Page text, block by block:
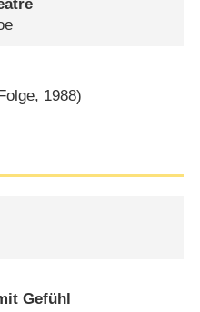
1988)
Gefühl